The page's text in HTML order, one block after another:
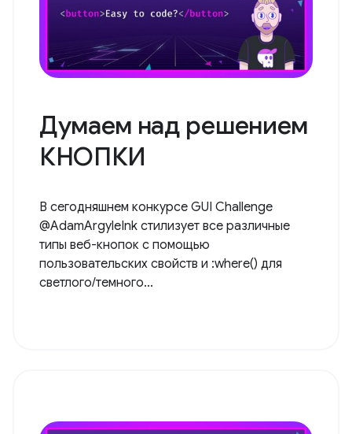
Думаем над решением
КНОПКИ
В сегодняшнем конкурсе GUI Challenge
@AdamArgyleInk стилизует все различные
типы веб-кнопок с помощью
пользовательских свойств и :where() для
светлого/темного...